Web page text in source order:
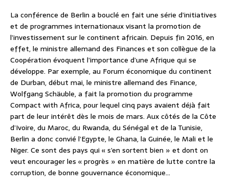
La conférence de Berlin a bouclé en fait une série d’initiatives
et de programmes internationaux visant la promotion de
l’investissement sur le continent africain. Depuis fin 2016, en
effet, le ministre allemand des Finances et son collègue de la
Coopération évoquent l’importance d’une Afrique qui se
développe. Par exemple, au Forum économique du continent
de Durban, début mai, le ministre allemand des Finance,
Wolfgang Schäuble, a fait la promotion du programme
Compact with Africa, pour lequel cinq pays avaient déjà fait
part de leur intérêt dès le mois de mars. Aux côtés de la Côte
d’Ivoire, du Maroc, du Rwanda, du Sénégal et de la Tunisie,
Berlin a donc convié l’Egypte, le Ghana, la Guinée, le Mali et le
Niger. Ce sont des pays qui « s’en sortent bien » et dont on
veut encourager les « progrès » en matière de lutte contre la
corruption, de bonne gouvernance économique…